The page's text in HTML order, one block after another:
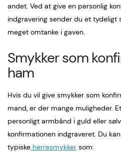
andet. Ved at give en personlig
indgravering sender du et tydeligt
meget omtanke i gaven.
Smykker som
ham
Hvis du vil give smykker som
mand, er der mange muligheder.
personligt armbånd i guld eller
konfirmationen indgraveret. Du
typiske herresmykker som: